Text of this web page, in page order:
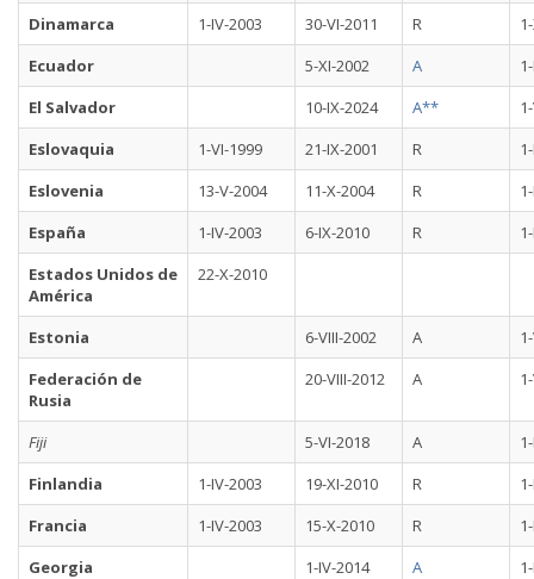
Dinamarca
1-IV-2003 30-VI-2011 R
Ecuador
5-XI-2002 A
El Salvador
10-IX-2024 A**
Eslovaquia
1-VI-1999 21-IX-2001 R
Eslovenia
13-V-2004 11-X-2004 R
España
1-IV-2003 6-IX-2010 R
Estados Unidos de
América
22-X-2010
Estonia 6-VIII-2002 A
Federación de
Rusia
20-VIII-2012 A
Fiji 5-VI-2018 A
Finlandia
1-IV-2003 19-XI-2010 R
Francia
1-IV-2003 15-X-2010 R
Georgia
1-IV-2014 A